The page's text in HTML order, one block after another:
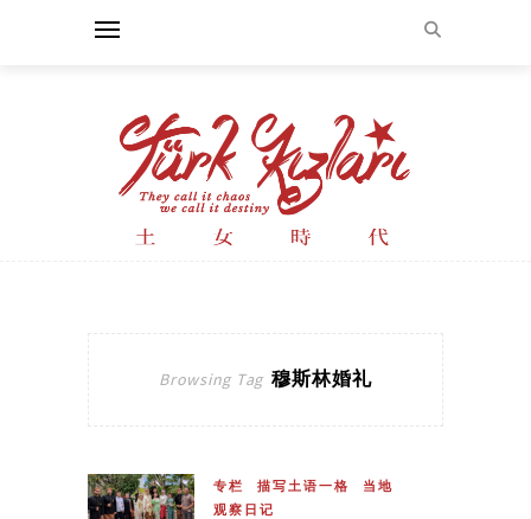
Browsing Tag 穆斯林婚礼
专栏 描写土语一格
当地
观察日记